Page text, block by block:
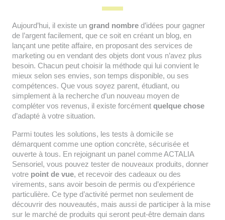
Aujourd’hui, il existe un grand nombre d’idées pour gagner
de l’argent facilement, que ce soit en créant un blog, en
lançant une petite affaire, en proposant des services de
marketing ou en vendant des objets dont vous n’avez plus
besoin. Chacun peut choisir la méthode qui lui convient le
mieux selon ses envies, son temps disponible, ou ses
compétences. Que vous soyez parent, étudiant, ou
simplement à la recherche d’un nouveau moyen de
compléter vos revenus, il existe forcément quelque chose
d’adapté à votre situation.
Parmi toutes les solutions, les tests à domicile se
démarquent comme une option concrète, sécurisée et
ouverte à tous. En rejoignant un panel comme ACTALIA
Sensoriel, vous pouvez tester de nouveaux produits, donner
votre point de vue, et recevoir des cadeaux ou des
virements, sans avoir besoin de permis ou d’expérience
particulière. Ce type d’activité permet non seulement de
découvrir des nouveautés, mais aussi de participer à la mise
sur le marché de produits qui seront peut-être demain dans